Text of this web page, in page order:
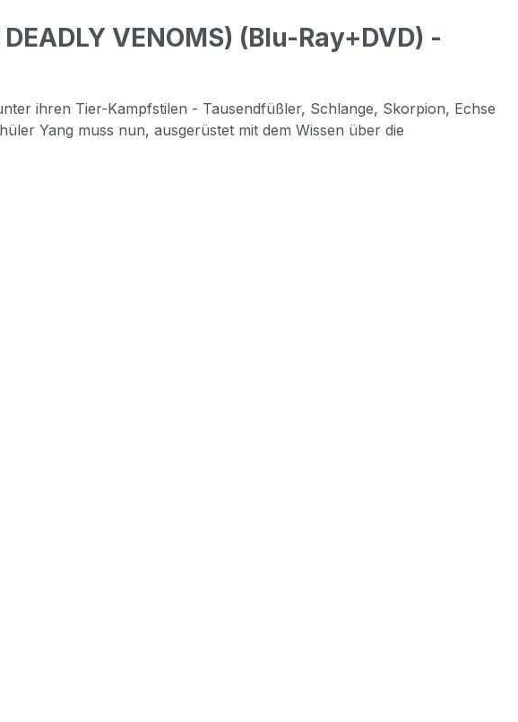
VENOMS) (Blu-Ray+DVD) -
ihren Tier-Kampfstilen - Tausendfüßler, Schlange, Skorpion, Echse
Yang muss nun, ausgerüstet mit dem Wissen über die